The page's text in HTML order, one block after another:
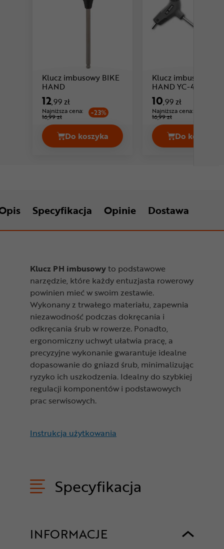
Klucz imbusowy BIKE
HANDCena: 12 ,99 zł
12,99 zł
Najniższa cena:
16,99 zł -23%
Do koszyka
Klucz imbusowy
HAND YC-4TPHB
10,99 zł
Najniższa cena:
16,99 zł
Do koszyka
Klucz
Specyfikacja Opinie Dostawa
Klucz PH imbusowyto podstawowe
narzędzie, które każdy entuzjasta rowerowy
powinien mieć w swoim zestawie.
Wykonany z trwałego materiału, zapewnia
niezawodność podczas dokręcania i
odkręcania śrub w rowerze. Ponadto,
ergonomiczny uchwyt ułatwia pracę, a
precyzyjne wykonanie gwarantuje idealne
dopasowanie do gniazd śrub, minimalizując
ryzyko ich uszkodzenia. Idealny do szybkiej
regulacji komponentów i podstawowych
prac serwisowych.
Instrukcja użytkowania
Specyfikacja
INFORMACJE